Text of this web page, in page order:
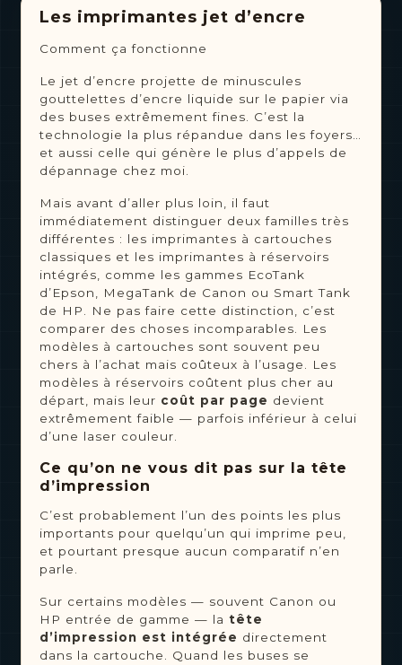
Les imprimantes jet d’encre
Comment ça fonctionne
Le jet d’encre projette de minuscules
gouttelettes d’encre liquide sur le papier via
des buses extrêmement fines. C’est la
technologie la plus répandue dans les foyers…
et aussi celle qui génère le plus d’appels de
dépannage chez moi.
Mais avant d’aller plus loin, il faut
immédiatement distinguer deux familles très
différentes : les imprimantes à cartouches
classiques et les imprimantes à réservoirs
intégrés, comme les gammes EcoTank
d’Epson, MegaTank de Canon ou Smart Tank
de HP. Ne pas faire cette distinction, c’est
comparer des choses incomparables. Les
modèles à cartouches sont souvent peu
chers à l’achat mais coûteux à l’usage. Les
modèles à réservoirs coûtent plus cher au
départ, mais leur coût par page devient
extrêmement faible — parfois inférieur à celui
d’une laser couleur.
Ce qu’on ne vous dit pas sur la tête
d’impression
C’est probablement l’un des points les plus
importants pour quelqu’un qui imprime peu,
et pourtant presque aucun comparatif n’en
parle.
Sur certains modèles — souvent Canon ou
HP entrée de gamme — latête
d’impression est intégrée directement
dans la cartouche. Quand les buses se